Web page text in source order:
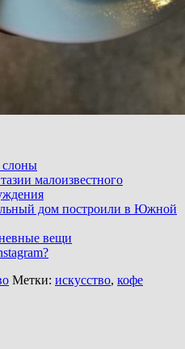
слоны
малоизвестного
дом построили в Южной
вещи
Метки: искусство, кофе